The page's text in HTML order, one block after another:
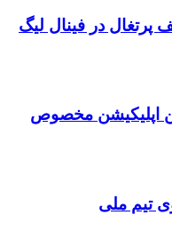
پرتغال در فینال لیگ
اپلیکیشن مخصوص